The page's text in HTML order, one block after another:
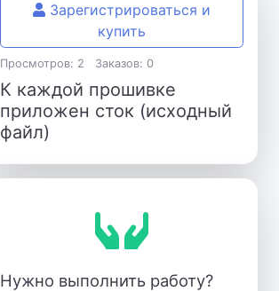
Зарегистрироваться и
купить
Просмотров: 2 Заказов: 0
К каждой прошивке
приложен сток (исходный
файл)
Нужно выполнить работу?